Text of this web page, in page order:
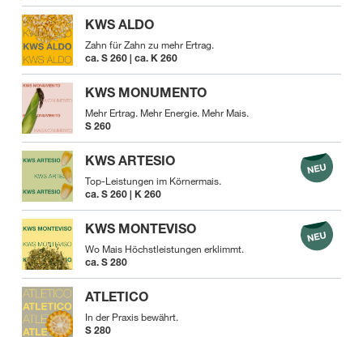
KWS ALDO
Zahn für Zahn zu mehr Ertrag.
ca. S 260 | ca. K 260
KWS MONUMENTO
Mehr Ertrag. Mehr Energie. Mehr Mais.
S 260
KWS ARTESIO
Top-Leistungen im Körnermais.
ca. S 260 | K 260
KWS MONTEVISO
Wo Mais Höchstleistungen erklimmt.
ca. S 280
ATLETICO
In der Praxis bewährt.
S 280